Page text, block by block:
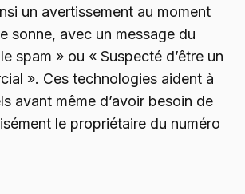
un avertissement au moment
sonne, avec un message du
spam » ou « Suspecté d’être un
». Ces technologies aident à
avant même d’avoir besoin de
le propriétaire du numéro